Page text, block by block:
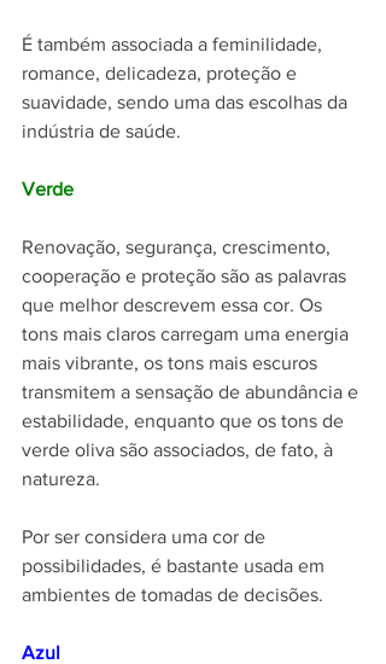
É também associada a feminilidade,
romance, delicadeza, proteção e
suavidade, sendo uma das escolhas da
indústria de saúde.
Verde
Renovação, segurança, crescimento,
cooperação e proteção são as palavras
que melhor descrevem essa cor. Os
tons mais claros carregam uma energia
mais vibrante, os tons mais escuros
transmitem a sensação de abundância e
estabilidade, enquanto que os tons de
verde oliva são associados, de fato, à
natureza.
Por ser considera uma cor de
possibilidades, é bastante usada em
ambientes de tomadas de decisões.
Azul